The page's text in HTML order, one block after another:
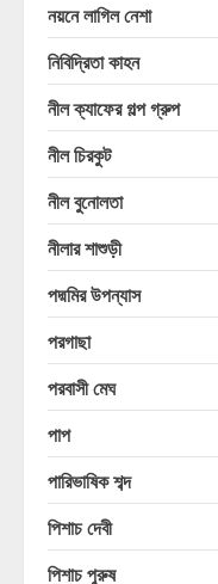
নয়নে লাগিল নেশা
নিবিদ্রিতা কাহন
নীল ক্যাফের গল্প গ্রুপ
নীল চিরকুট
নীল বুনোলতা
নীলার শাশুড়ী
পদ্মমির উপন্যাস
পরগাছা
পরবাসী মেঘ
পাপ
পারিভাষিক শব্দ
পিশাচ দেবী
পিশাচ পুরুষ